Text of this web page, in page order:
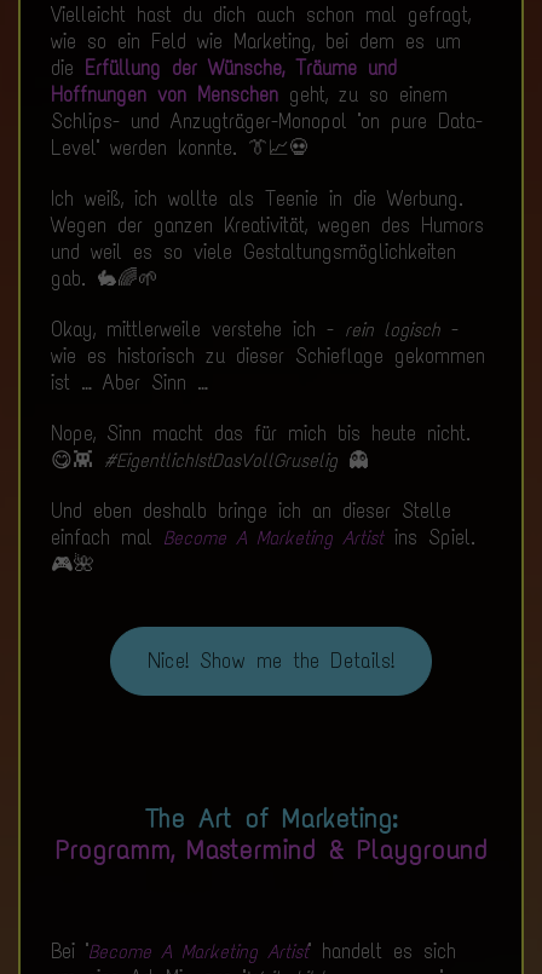
Vielleicht hast du dich auch schon mal gefragt,
wie so ein Feld wie Marketing, bei dem es um
die Erfüllung der Wünsche, Träume und
Hoffnungen von Menschen geht, zu so einem
Schlips- und Anzugträger-Monopol "on pure Data-
Level" werden konnte. 👔📈💀
Ich weiß, ich wollte als Teenie in die Werbung.
Wegen der ganzen Kreativität, wegen des Humors
und weil es so viele Gestaltungsmöglichkeiten
gab. 🐇🌈🌱
Okay, mittlerweile verstehe ich - rein logisch -
wie es historisch zu dieser Schieflage gekommen
ist … Aber Sinn …
Nope, Sinn macht das für mich bis heute nicht.
😋👾
#EigentlichIstDasVollGruselig 👻
Und eben deshalb bringe ich an dieser Stelle
einfach mal Become A Marketing Artistins Spiel.
🎮🌺
Nice! Show me the Details!
The Art of Marketing:
Programm, Mastermind & Playground
Bei "Become A Marketing Artist" handelt es sich